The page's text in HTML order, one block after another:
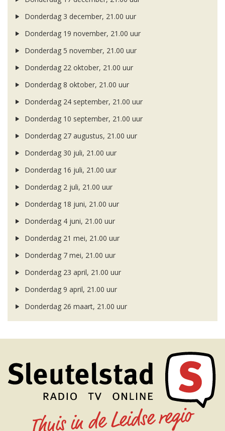
Donderdag 3 december, 21.00 uur
Donderdag 19 november, 21.00 uur
Donderdag 5 november, 21.00 uur
Donderdag 22 oktober, 21.00 uur
Donderdag 8 oktober, 21.00 uur
Donderdag 24 september, 21.00 uur
Donderdag 10 september, 21.00 uur
Donderdag 27 augustus, 21.00 uur
Donderdag 30 juli, 21.00 uur
Donderdag 16 juli, 21.00 uur
Donderdag 2 juli, 21.00 uur
Donderdag 18 juni, 21.00 uur
Donderdag 4 juni, 21.00 uur
Donderdag 21 mei, 21.00 uur
Donderdag 7 mei, 21.00 uur
Donderdag 23 april, 21.00 uur
Donderdag 9 april, 21.00 uur
Donderdag 26 maart, 21.00 uur